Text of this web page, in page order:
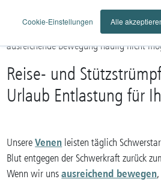
Cookie-Einstellungen Alle
Auf Urlaubsreisen besteht ein erhöhtes
ausreichende Bewegung häufig nicht
Reise- und
Urlaub Entlastung für
UnsereVenen leisten täglich
Blut entgegen der Schwerkraft zurück
Wenn wir unsausreichend bewegen